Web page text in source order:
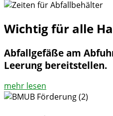
Wichtig für alle
Abfallgefäße am
Leerung bereitstellen.
mehr lesen